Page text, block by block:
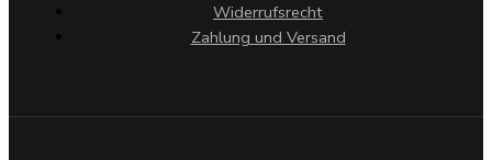
Widerrufsrecht
Zahlung und Versand